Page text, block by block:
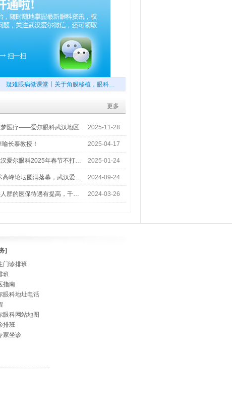
疑难眼病微课堂丨关于角膜移植，眼科…
更多
梦医疗——爱尔眼科武汉地区 2025-11-28
长泰教授！ 2025-04-17
爱尔眼科2025年春节不打… 2025-01-24
高峰论坛圆满落幕，武汉爱… 2024-09-24
群的医保待遇有提高，千… 2024-03-26
]
门诊排班
班
指南
眼科地址电话
眼科网站地图
排班
家坐诊